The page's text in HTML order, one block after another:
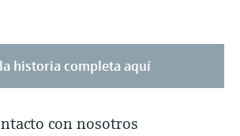
historia completa aquí
con nosotros